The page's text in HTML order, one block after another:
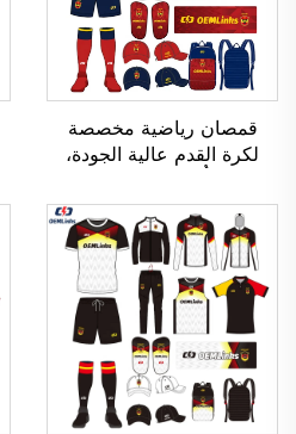
قمصان رياضية مخصصة
لكرة القدم عالية الجودة،
الطلب (OEM)، وقمصان
فريق كرة القدم، وملابس
كرة القدم، وقمصان رياضية
مخصصة لكرة القدم